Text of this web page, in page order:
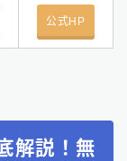
公式HP
解説！無